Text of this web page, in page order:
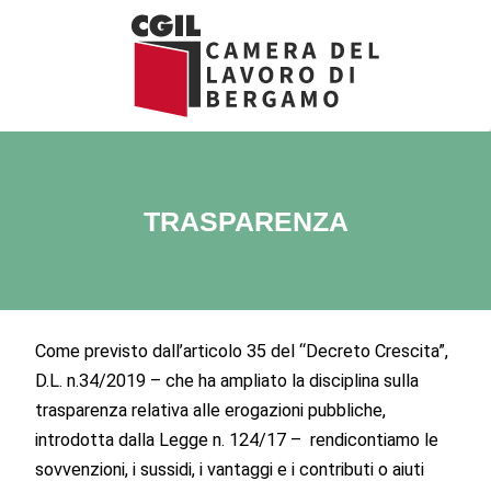
TRASPARENZA
Come previsto dall’articolo 35 del “Decreto Crescita”,
D.L. n.34/2019 – che ha ampliato la disciplina sulla
trasparenza relativa alle erogazioni pubbliche,
introdotta dalla Legge n. 124/17 – rendicontiamo le
sovvenzioni, i sussidi, i vantaggi e i contributi o aiuti